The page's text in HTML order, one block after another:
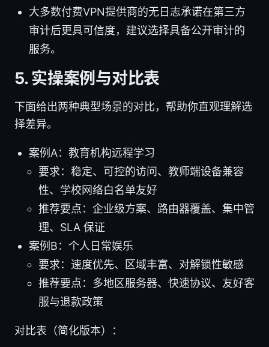
大多数付费VPN提供商的无日志承诺在第三方
审计后更具可信度，建议选择具备公开审计的
服务。
5. 实操案例与对比表
下面给出两种典型场景的对比，帮助你直观理解选
择差异。
案例A：教育机构远程学习
要求：稳定、可控的访问、教师端设备兼容
性、学校网络白名单友好
推荐要点：企业级方案、路由器覆盖、集中管
理、SLA 保证
案例B：个人日常娱乐
要求：速度优先、区域丰富、对解锁性敏感
推荐要点：多地区服务器、快速协议、友好客
服与退款政策
对比表（简化版本）：